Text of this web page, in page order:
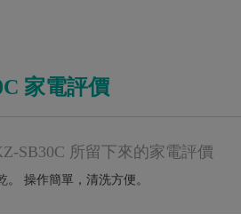
家電評價
SB30C 所留下來的家電評價
操作簡單，清洗方便。